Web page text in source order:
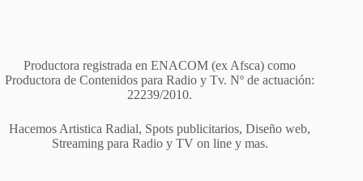
Productora registrada en ENACOM (ex Afsca) como
Productora de Contenidos para Radio y Tv. Nº de actuación:
22239/2010.
Hacemos Artistica Radial, Spots publicitarios, Diseño web,
Streaming para Radio y TV on line y mas.